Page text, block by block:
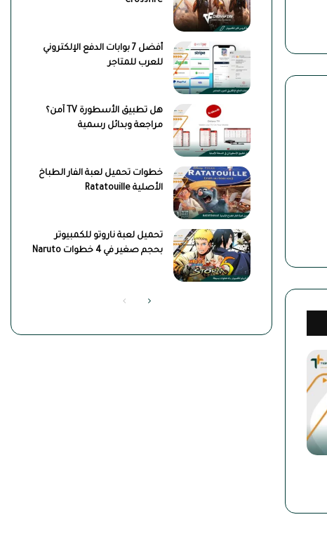
أفضل 7 بوابات الدفع الإلكتروني
للعرب للمتاجر
هل تطبيق الأسطورة TV آمن؟
مراجعة وبدائل رسمية
خطوات تحميل لعبة الفار الطباخ
الأصلية Ratatouille
تحميل لعبة ناروتو للكمبيوتر
بحجم صغير في 4 خطوات Naruto
الصفحةالصفحة